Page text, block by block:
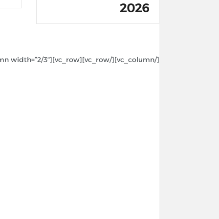
2026
[/vc_column][/vc_row][vc_row][vc_column width=”2/3″]